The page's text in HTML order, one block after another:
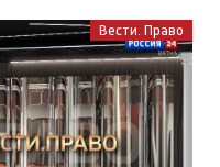
Вести. Право